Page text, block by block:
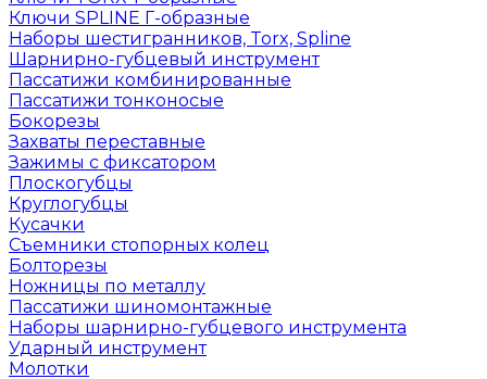
Ключи SPLINE Г-образные
Наборы шестигранников, Torx, Spline
Шарнирно-губцевый инструмент
Пассатижи комбинированные
Пассатижи тонконосые
Бокорезы
Захваты переставные
Зажимы с фиксатором
Плоскогубцы
Круглогубцы
Кусачки
Съемники стопорных колец
Болторезы
Ножницы по металлу
Пассатижи шиномонтажные
Наборы шарнирно-губцевого инструмента
Ударный инструмент
Молотки